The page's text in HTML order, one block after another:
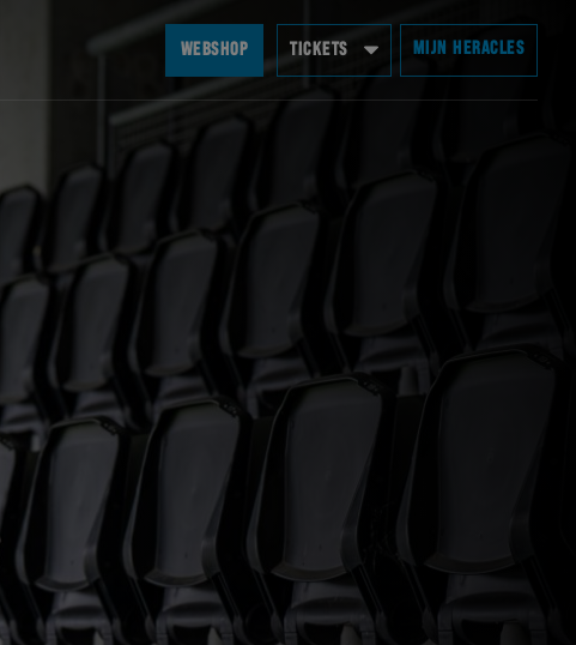
WEBSHOP TICKETS MIJN HERACLES